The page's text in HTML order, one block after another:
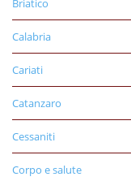
Briatico
Calabria
Cariati
Catanzaro
Cessaniti
Corpo e salute